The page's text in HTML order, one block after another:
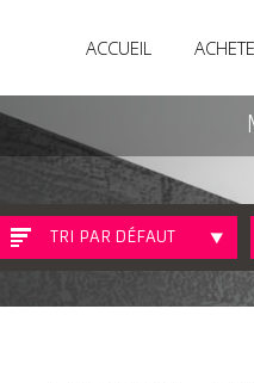
ACCUEIL
TRI PAR DÉFAUT